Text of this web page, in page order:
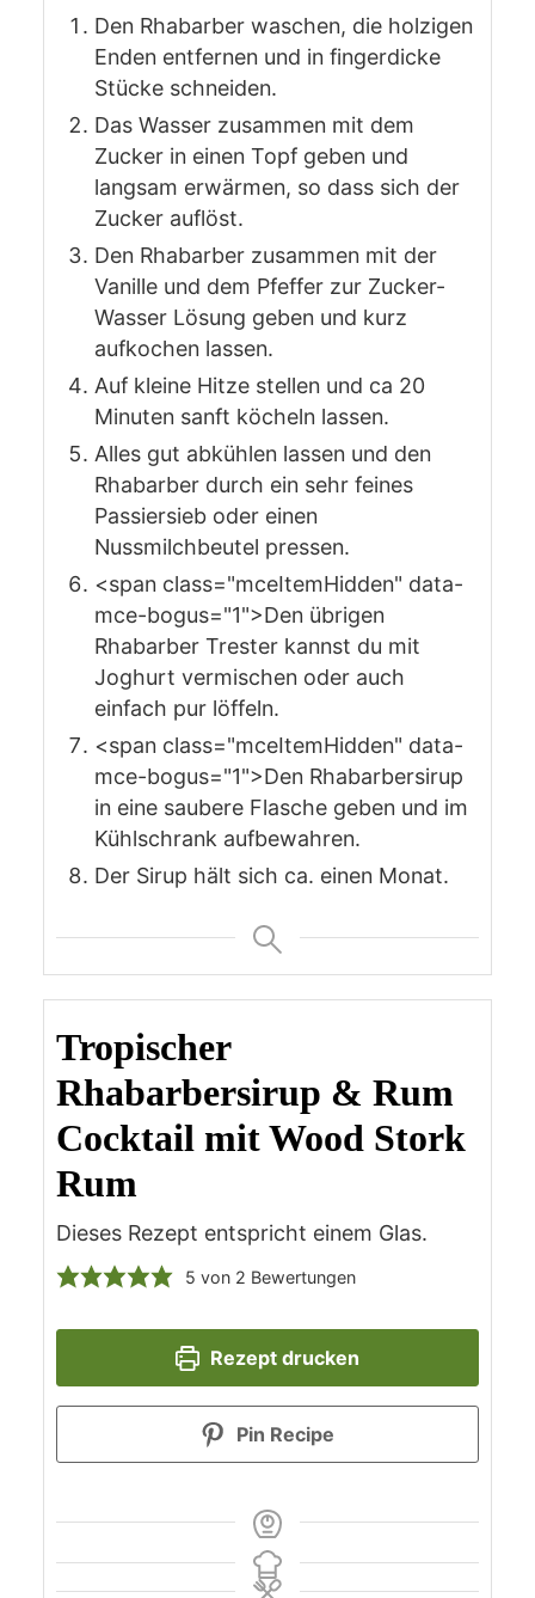
Den Rhabarber waschen, die holzigen
Enden entfernen und in fingerdicke
Stücke schneiden.
Das Wasser zusammen mit dem
Zucker in einen Topf geben und
langsam erwärmen, so dass sich der
Zucker auflöst.
Den Rhabarber zusammen mit der
Vanille und dem Pfeffer zur Zucker-
Wasser Lösung geben und kurz
aufkochen lassen.
Auf kleine Hitze stellen und ca 20
Minuten sanft köcheln lassen.
Alles gut abkühlen lassen und den
Rhabarber durch ein sehr feines
Passiersieb oder einen
Nussmilchbeutel pressen.
<span class="mceItemHidden" data-
mce-bogus="1">Den übrigen
Rhabarber Trester kannst du mit
Joghurt vermischen oder auch
einfach pur löffeln.
<span class="mceItemHidden" data-
mce-bogus="1">Den Rhabarbersirup
in eine saubere Flasche geben und im
Kühlschrank aufbewahren.
Der Sirup hält sich ca. einen Monat.
Tropischer
Rhabarbersirup & Rum
Cocktail mit Wood Stork
Rum
Dieses Rezept entspricht einem Glas.
5 von 2 Bewertungen
Rezept drucken
Pin Recipe